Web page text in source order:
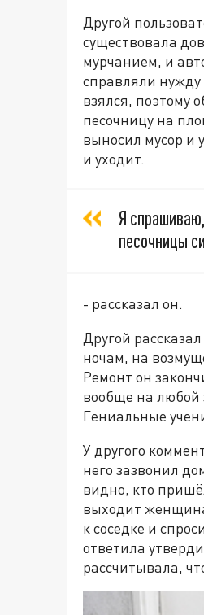
Другой
существовала
мурчанием, и
справляли нужду
взялся, поэтому
песочницу на
выносил мусор и
и уходит.
Я
песочницы
- рассказал он.
Другой
ночам, на
Ремонт он
вообще на любой
Гениальные
У другого
него зазвонил
видно, кто
выходит
к соседке и
ответила
рассчитывала,